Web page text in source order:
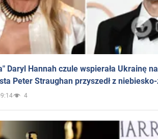
Daryl Hannah czule wspierała Ukrainę
Peter Straughan przyszedł z
4